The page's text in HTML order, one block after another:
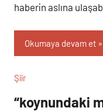
haberin aslına
Okumaya devam et
Şiir
“koynundaki